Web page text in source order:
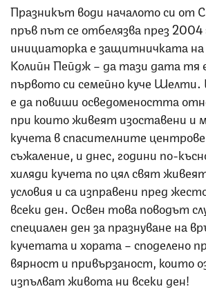
Празникът води началото си от
пръв път се отбелязва през 2004
инициаторка е защитничката
Колийн Пейдж – да тази дата тя
първото си семейно куче
е да повиши осведомеността
при които живеят изоставени и
кучета в спасителните
съжаление, и днес, години по-
хиляди кучета по цял свят
условия и са изправени пред
всеки ден. Освен това поводът
специален ден за празнуване на
кучетата и хората – споделено
вярност и привързаност, които
изпълват живота ни всеки ден!